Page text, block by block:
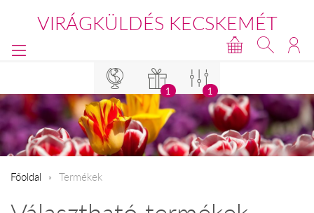
VIRÁGKÜLDÉS KECSKEMÉT
1 1
Főoldal Termékek